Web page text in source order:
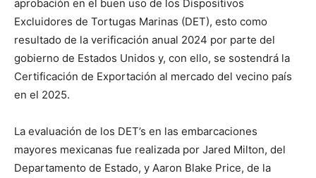
aprobación en el buen uso de los Dispositivos
Excluidores de Tortugas Marinas (DET), esto como
resultado de la verificación anual 2024 por parte del
gobierno de Estados Unidos y, con ello, se sostendrá la
Certificación de Exportación al mercado del vecino país
en el 2025.
La evaluación de los DET’s en las embarcaciones
mayores mexicanas fue realizada por Jared Milton, del
Departamento de Estado, y Aaron Blake Price, de la